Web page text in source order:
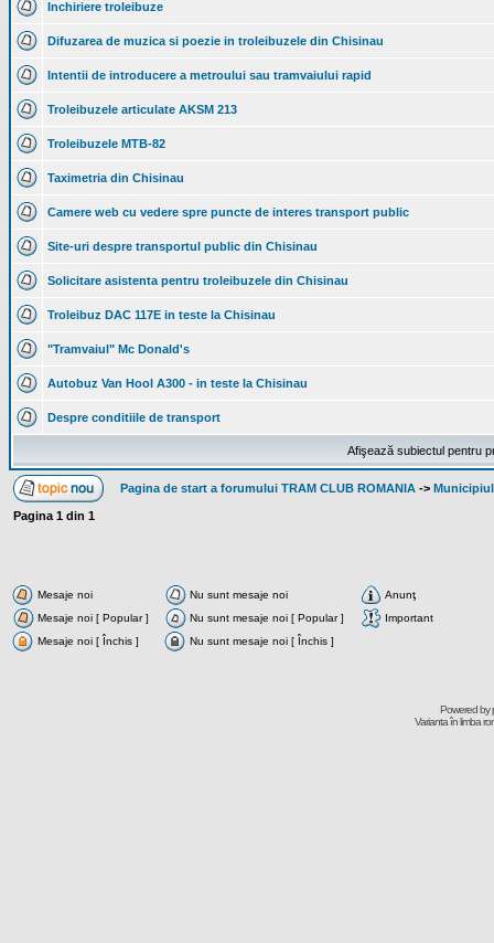
Inchiriere troleibuze
Difuzarea de muzica si poezie in troleibuzele din Chisinau
Intentii de introducere a metroului sau tramvaiului rapid
Troleibuzele articulate AKSM 213
Troleibuzele MTB-82
Taximetria din Chisinau
Camere web cu vedere spre puncte de interes transport public
Site-uri despre transportul public din Chisinau
Solicitare asistenta pentru troleibuzele din Chisinau
Troleibuz DAC 117E in teste la Chisinau
"Tramvaiul" Mc Donald's
Autobuz Van Hool A300 - in teste la Chisinau
Despre conditiile de transport
Afişează subiectul pentru
Pagina de start a forumului TRAM CLUB ROMANIA -> Municipiul
Pagina 1 din 1
Mesaje noi Nu sunt mesaje noi
Anunţ
Mesaje noi [ Popular ]
Nu sunt mesaje noi [ Popular ]
Important
Mesaje noi [ Închis ]
Nu sunt mesaje noi [ Închis ]
Powered by
Varianta în limba